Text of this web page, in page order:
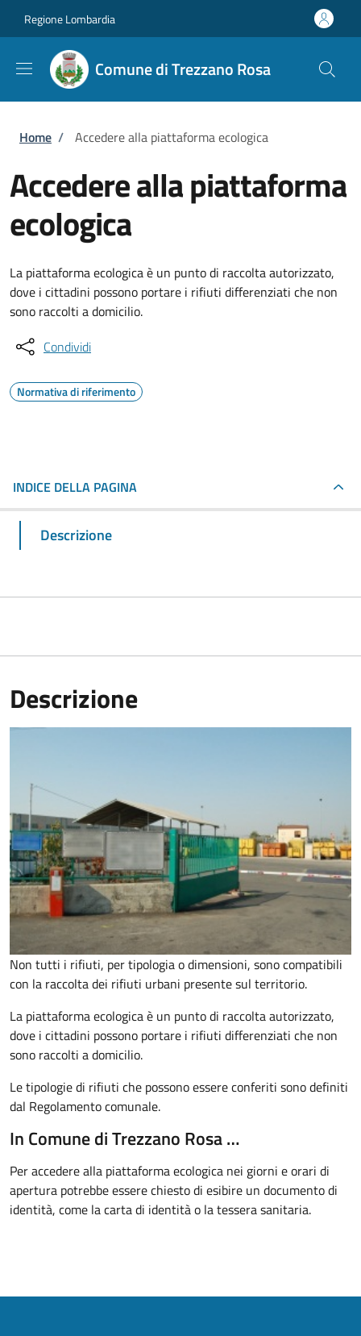
Regione Lombardia
Comune di Trezzano Rosa
Briciole di pane
Home / Accedere alla piattaforma ecologica
Accedere alla piattaforma
ecologica
La piattaforma ecologica è un punto di raccolta autorizzato,
dove i cittadini possono portare i rifiuti differenziati che non
sono raccolti a domicilio.
Condividi
Normativa di riferimento
INDICE DELLA PAGINA
Descrizione
Descrizione
Non tutti i rifiuti, per tipologia o dimensioni, sono compatibili
con la raccolta dei rifiuti urbani presente sul territorio.
La piattaforma ecologica è un punto di raccolta autorizzato,
dove i cittadini possono portare i rifiuti differenziati che non
sono raccolti a domicilio.
Le tipologie di rifiuti che possono essere conferiti sono definiti
dal Regolamento comunale.
In Comune di Trezzano Rosa …
Per accedere alla piattaforma ecologica nei giorni e orari di
apertura potrebbe essere chiesto di esibire un documento di
identità, come la carta di identità o la tessera sanitaria.